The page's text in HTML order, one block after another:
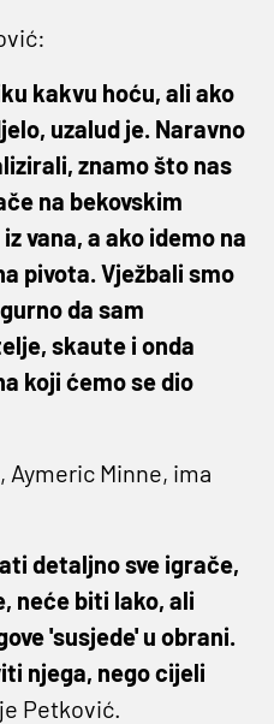
kakvu hoću, ali ako
uzalud je. Naravno
znamo što nas
na bekovskim
vana, a ako idemo na
pivota. Vježbali smo
da sam
skaute i onda
koji ćemo se dio
Minne, ima
detaljno sve igrače,
neće biti lako, ali
'susjede' u obrani.
njega, nego cijeli
Petković.